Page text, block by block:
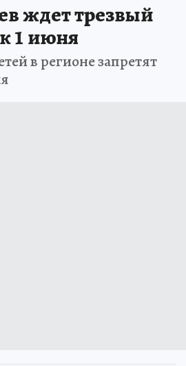
ждет трезвый
1 июня
в регионе запретят